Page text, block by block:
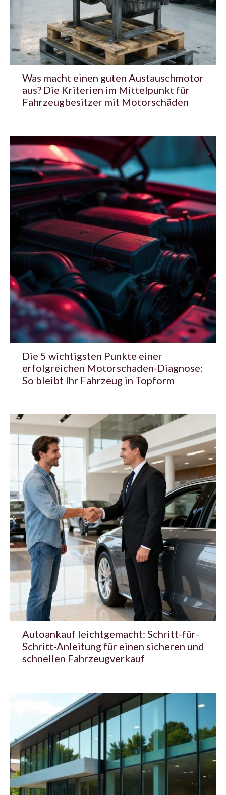
Was macht einen guten Austauschmotor
aus? Die Kriterien im Mittelpunkt für
Fahrzeugbesitzer mit Motorschäden
Die 5 wichtigsten Punkte einer
erfolgreichen Motorschaden-Diagnose:
So bleibt Ihr Fahrzeug in Topform
Autoankauf leichtgemacht: Schritt-für-
Schritt-Anleitung für einen sicheren und
schnellen Fahrzeugverkauf